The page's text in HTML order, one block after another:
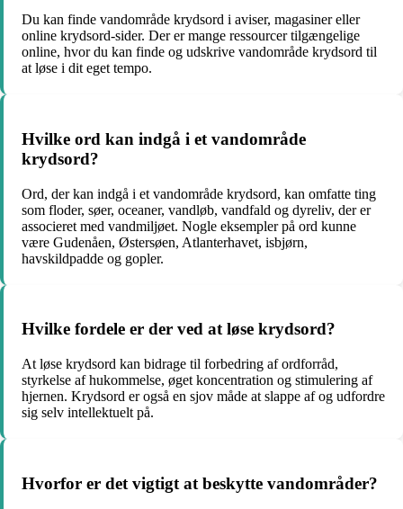
Du kan finde vandområde krydsord i aviser, magasiner eller
online krydsord-sider. Der er mange ressourcer tilgængelige
online, hvor du kan finde og udskrive vandområde krydsord til
at løse i dit eget tempo.
Hvilke ord kan indgå i et vandområde
krydsord?
Ord, der kan indgå i et vandområde krydsord, kan omfatte ting
som floder, søer, oceaner, vandløb, vandfald og dyreliv, der er
associeret med vandmiljøet. Nogle eksempler på ord kunne
være Gudenåen, Østersøen, Atlanterhavet, isbjørn,
havskildpadde og gopler.
Hvilke fordele er der ved at løse krydsord?
At løse krydsord kan bidrage til forbedring af ordforråd,
styrkelse af hukommelse, øget koncentration og stimulering af
hjernen. Krydsord er også en sjov måde at slappe af og udfordre
sig selv intellektuelt på.
Hvorfor er det vigtigt at beskytte vandområder?